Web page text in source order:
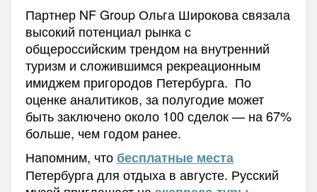
Партнер NF Group Ольга Широкова связала
высокий потенциал рынка с
общероссийским трендом на внутренний
туризм и сложившимся рекреационным
имиджем пригородов Петербурга. По
оценке аналитиков, за полугодие может
быть заключено около 100 сделок — на 67%
больше, чем годом ранее.
Напомним, чтобесплатные места
Петербурга для отдыха в августе. Русский